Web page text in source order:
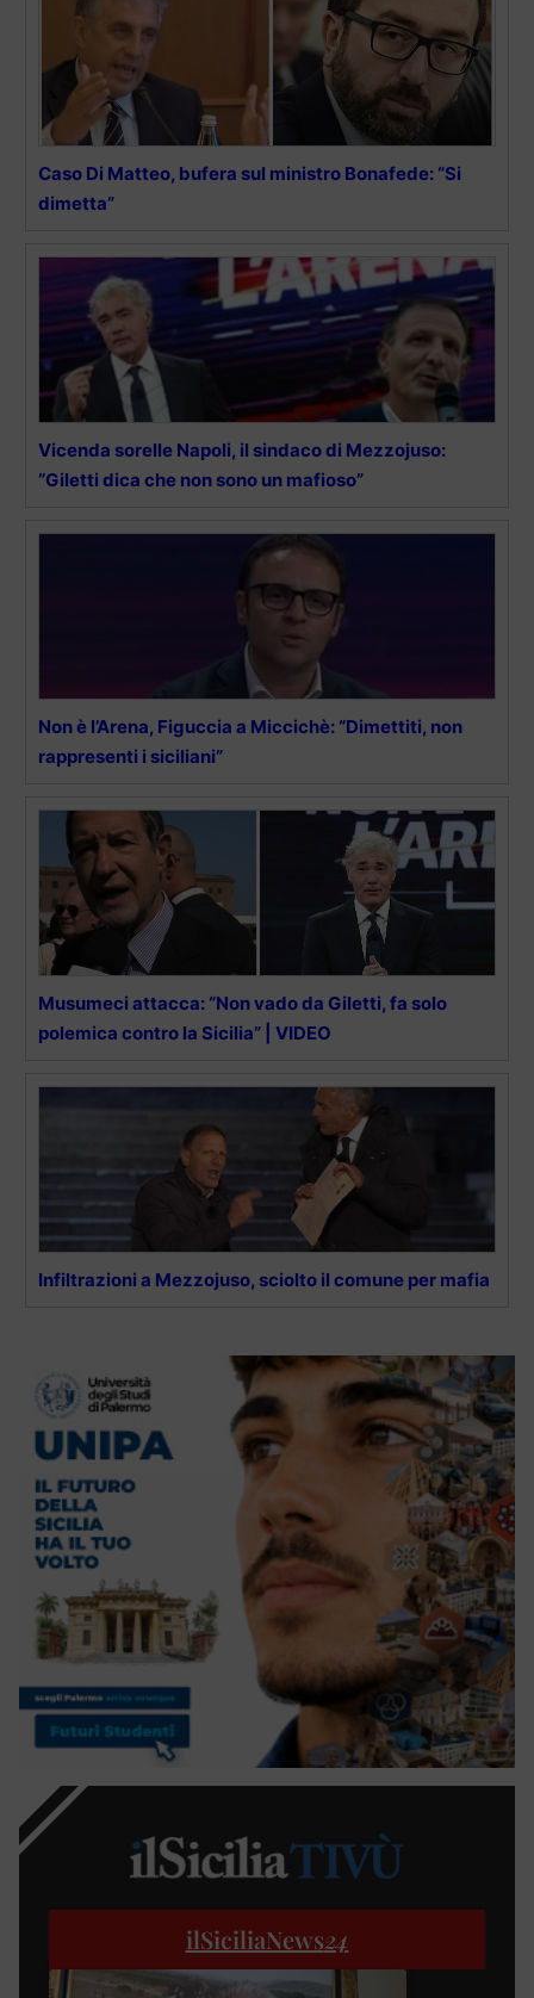
Caso Di Matteo, bufera sul ministro Bonafede: “Si
dimetta”
Vicenda sorelle Napoli, il sindaco di Mezzojuso:
“Giletti dica che non sono un mafioso”
Non è l’Arena, Figuccia a Miccichè: “Dimettiti, non
rappresenti i siciliani”
Musumeci attacca: “Non vado da Giletti, fa solo
polemica contro la Sicilia” | VIDEO
Infiltrazioni a Mezzojuso, sciolto il comune per mafia
ilSiciliaNews24